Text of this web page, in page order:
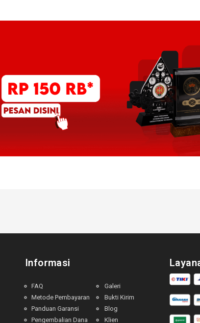
Informasi
FAQ
Metode Pembayaran
Panduan Garansi
Pengembalian Dana
Galeri
Bukti Kirim
Blog
Klien